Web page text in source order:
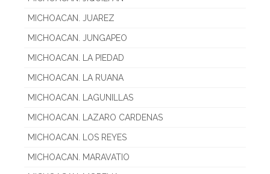
MICHOACAN. JUAREZ
MICHOACAN. JUNGAPEO
MICHOACAN. LA PIEDAD
MICHOACAN. LA RUANA
MICHOACAN. LAGUNILLAS
MICHOACAN. LAZARO CARDENAS
MICHOACAN. LOS REYES
MICHOACAN. MARAVATIO